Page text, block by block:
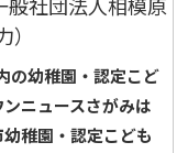
の幼稚園・認定こど
ニュースさがみは
稚園・認定こども